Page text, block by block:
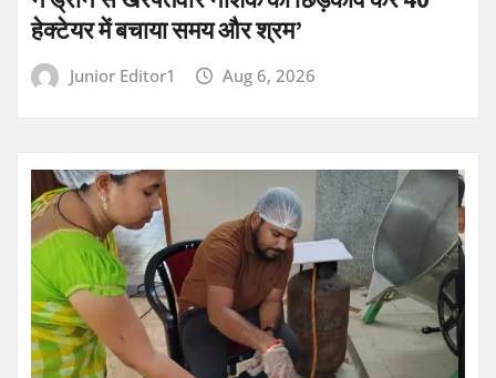
हेक्टेयर में बचाया समय और श्रम’
Junior Editor1 Aug 6, 2026